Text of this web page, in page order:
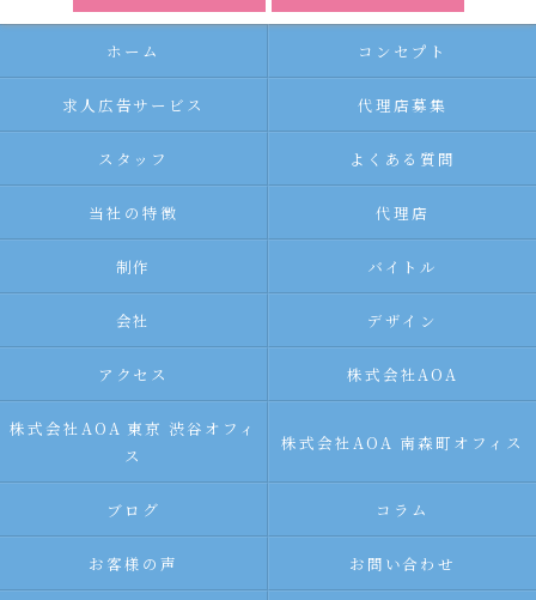
ホーム コンセプト
求人広告サービス 代理店募集
スタッフ よくある質問
当社の特徴 代理店
制作 バイトル
会社 デザイン
アクセス 株式会社AOA
株式会社AOA 東京 渋谷オフィ
ス
株式会社AOA 南森町オフィス
ブログ コラム
お客様の声 お問い合わせ